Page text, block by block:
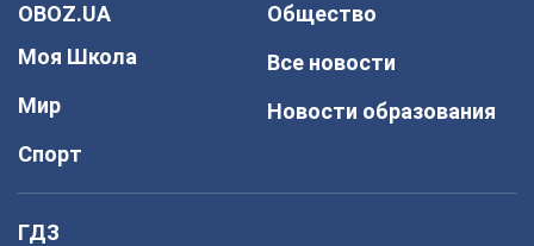
OBOZ.UA
Моя Школа
Мир
Спорт
Общество
Все новости
Новости образования
ГДЗ